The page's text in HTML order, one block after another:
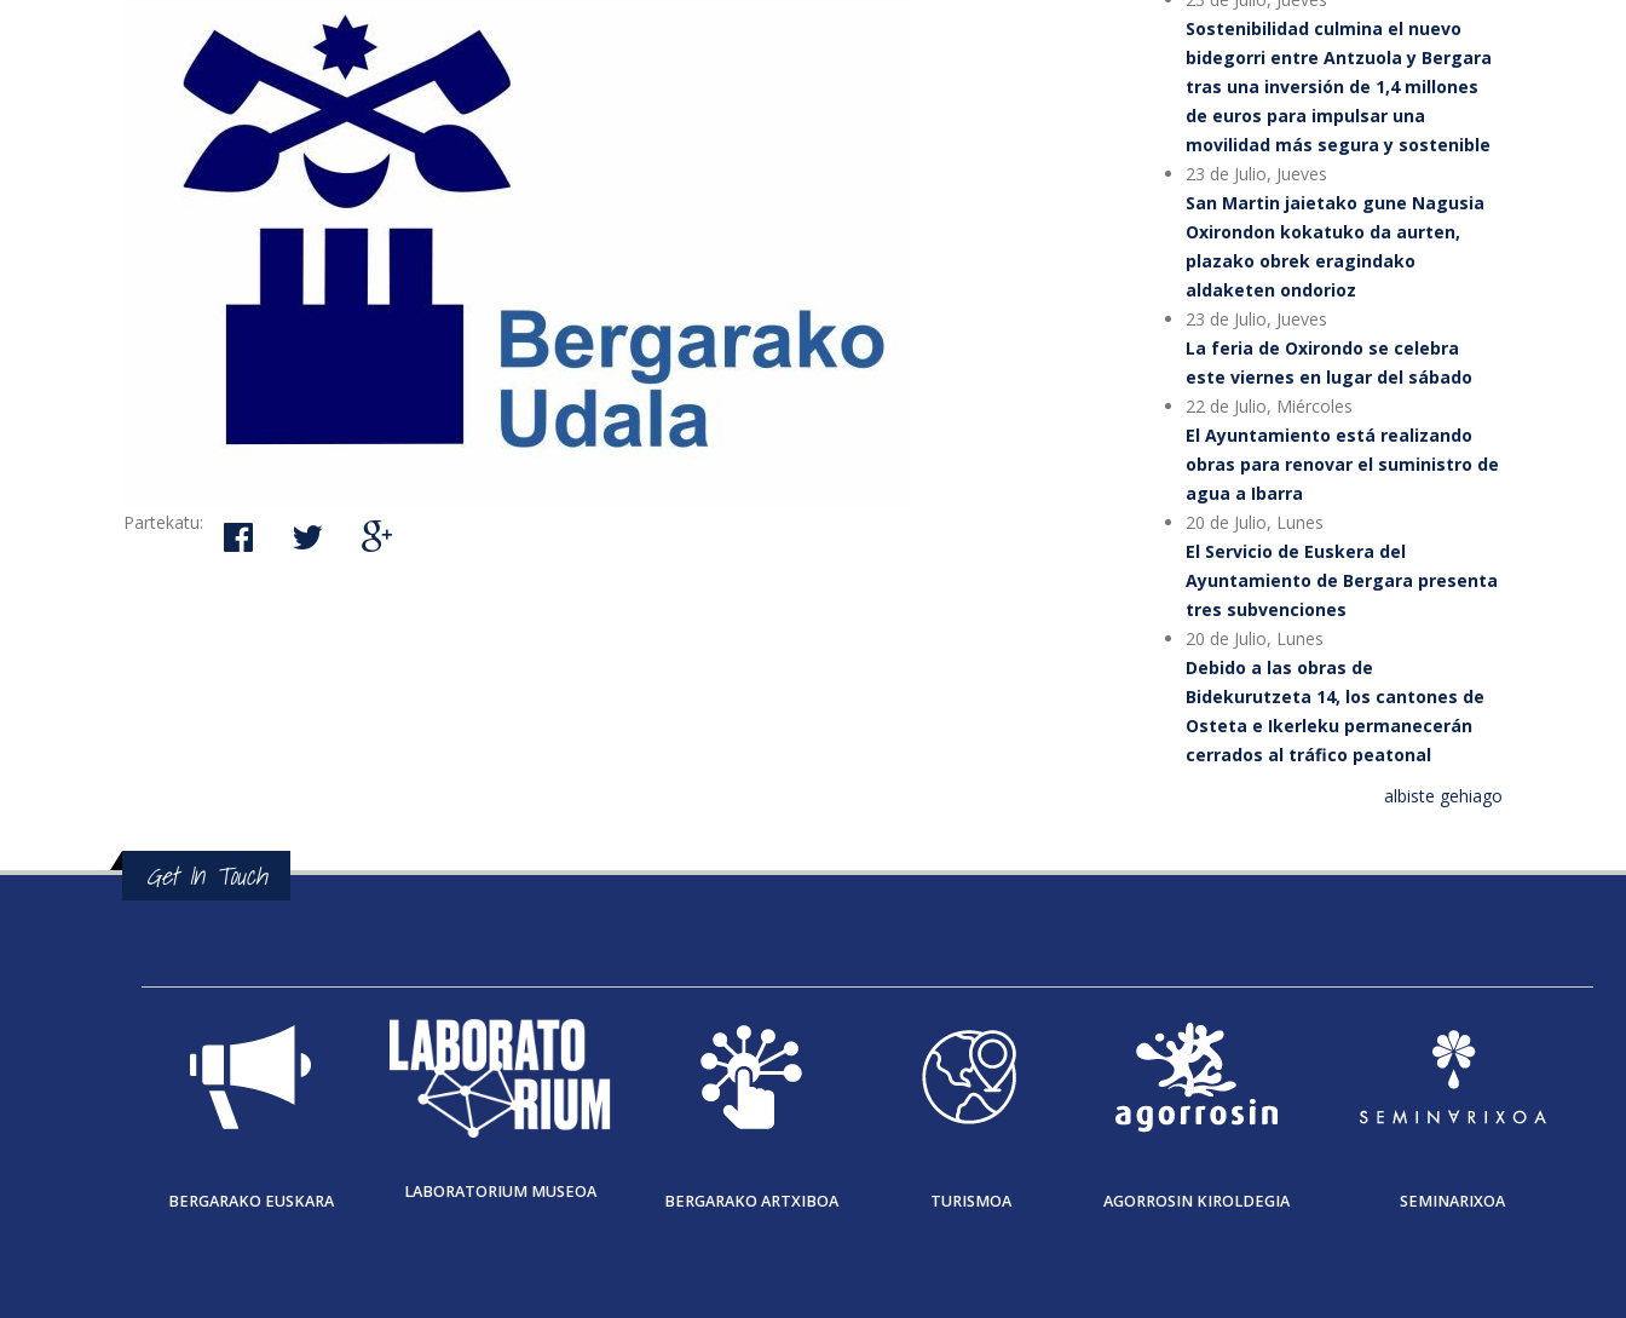
Partekatu:
Sostenibilidad culmina el nuevo
bidegorri entre Antzuola y Bergara
tras una inversión de 1,4 millones
de euros para impulsar una
movilidad más segura y sostenible
23 de Julio, Jueves
San Martin jaietako gune Nagusia
Oxirondon kokatuko da aurten,
plazako obrek eragindako
aldaketen ondorioz
23 de Julio, Jueves
La feria de Oxirondo se celebra
este viernes en lugar del sábado
22 de Julio, Miércoles
El Ayuntamiento está realizando
obras para renovar el suministro de
agua a Ibarra
20 de Julio, Lunes
El Servicio de Euskera del
Ayuntamiento de Bergara presenta
tres subvenciones
20 de Julio, Lunes
Debido a las obras de
Bidekurutzeta 14, los cantones de
Osteta e Ikerleku permanecerán
cerrados al tráfico peatonal
albiste gehiago
Get In Touch
BERGARAKO EUSKARA LABORATORIUM MUSEOA BERGARAKO ARTXIBOA TURISMOA AGORROSIN KIROLDEGIA SEMINARIXOA